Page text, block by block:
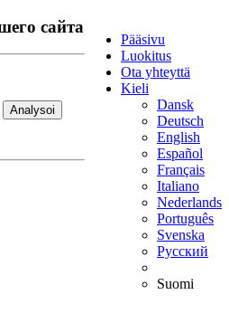
Pääsivu
Luokitus
Ota yhteyttä
Kieli
Dansk
Deutsch
English
Español
Français
Italiano
Nederlands
Português
Svenska
Русский
Suomi
сайта
Analysoi